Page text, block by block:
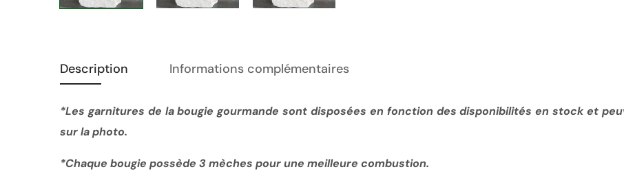
Description Informations complémentaires
*Les garnitures de la bougie gourmande sont disposées en fonction des disponibilités en stock et
sur la photo.
*Chaque bougie possède 3 mèches pour une meilleure combustion.